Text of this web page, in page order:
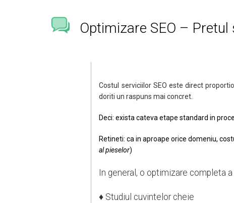
Optimizare SEO –
Costul serviciilor SEO este direct
doriti un raspuns mai concret.
Deci: exista cateva etape standard in
Retineti: ca in aproape orice domeniu,
al pieselor)
In general, o optimizare completa
♦ Studiul cuvintelor cheie